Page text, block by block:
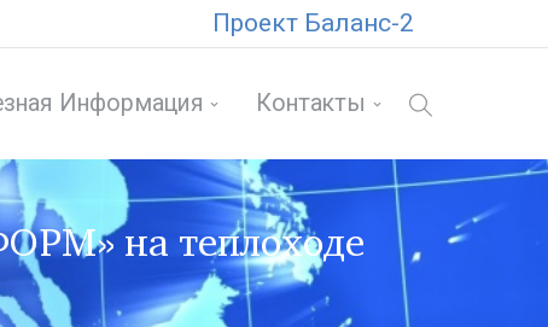
Проект Баланс-2
Информация Контакты
на теплоходе